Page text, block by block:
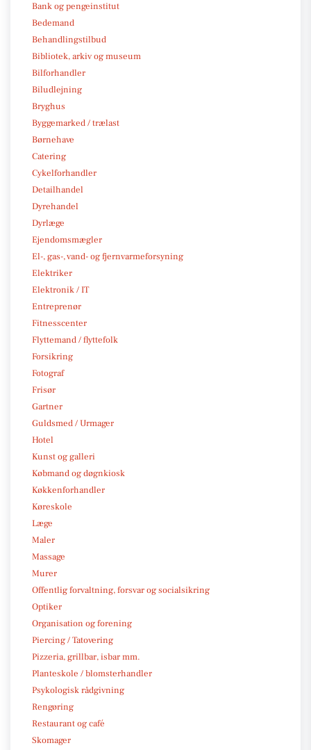
Bank og pengeinstitut
Bedemand
Behandlingstilbud
Bibliotek, arkiv og museum
Bilforhandler
Biludlejning
Bryghus
Byggemarked / trælast
Børnehave
Catering
Cykelforhandler
Detailhandel
Dyrehandel
Dyrlæge
Ejendomsmægler
El-, gas-, vand- og fjernvarmeforsyning
Elektriker
Elektronik / IT
Entreprenør
Fitnesscenter
Flyttemand / flyttefolk
Forsikring
Fotograf
Frisør
Gartner
Guldsmed / Urmager
Hotel
Kunst og galleri
Købmand og døgnkiosk
Køkkenforhandler
Køreskole
Læge
Maler
Massage
Murer
Offentlig forvaltning, forsvar og socialsikring
Optiker
Organisation og forening
Piercing / Tatovering
Pizzeria, grillbar, isbar mm.
Planteskole / blomsterhandler
Psykologisk rådgivning
Rengøring
Restaurant og café
Skomager